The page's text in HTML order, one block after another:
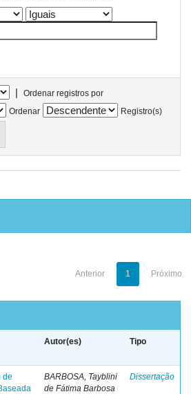
|
Ordenar registros por
Ordenar
Registro(s)
Anterior 1 Próximo
Autor(es) Tipo
de
BARBOSA, Tayblini
de Fátima Barbosa
Dissertação